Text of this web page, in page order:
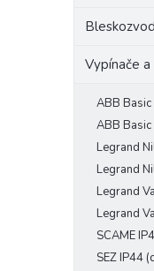
Bleskozvod
Vypínače a
ABB Basic
ABB
Legrand
Legrand
Legrand
Legrand
SCAME
SEZ IP44